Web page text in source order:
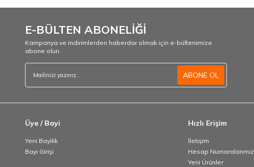
E-BÜLTEN ABONELİĞİ
Kampanya ve indirimlerden haberdar olmak için e-bültenimize
abone olun.
ABONE OL
Üye / Bayi
Yeni Bayilik
Bayi Girişi
Hızlı Erişim
İletişim
Hesap Numaralarımız
Yeni Ürünler